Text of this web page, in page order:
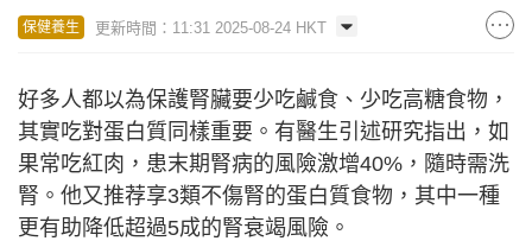
保健養生 更新時間：11:31 2025-08-24 HKT
好多人都以為保護腎臟要少吃鹹食、少吃高糖食物，
其實吃對蛋白質同樣重要。有醫生引述研究指出，如
果常吃紅肉，患末期腎病的風險激增40%，隨時需洗
腎。他又推荐享3類不傷腎的蛋白質食物，其中一種
更有助降低超過5成的腎衰竭風險。